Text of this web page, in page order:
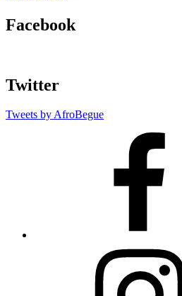
Facebook
Twitter
Tweets by AfroBegue